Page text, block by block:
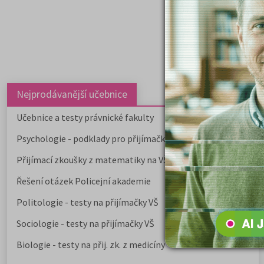
Nejprodávanější učebnice
Učebnice a testy právnické fakulty
Psychologie - podklady pro přijímačky
Přijímací zkoušky z matematiky na VŠE Praha
Řešení otázek Policejní akademie
Politologie - testy na přijímačky VŠ
Sociologie - testy na přijímačky VŠ
Biologie - testy na přij. zk. z medicíny